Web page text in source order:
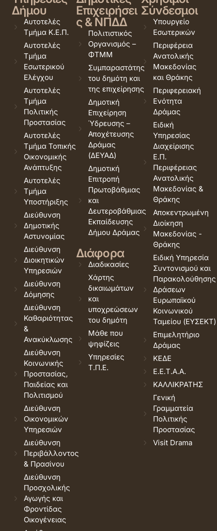
Δήμου
Αυτοτελές
Τμήμα Κ.Ε.Π.
Αυτοτελές
Τμήμα
Εσωτερικού
Ελέγχου
Αυτοτελές
Τμήμα
Πολιτικής
Προστασίας
Αυτοτελές
Τμήμα Τοπικής
Οικονομικής
Ανάπτυξης
Αυτοτελές
Τμήμα
Υποστήριξης
Διεύθυνση
Δημοτικής
Αστυνομίας
Διεύθυνση
Διοικητικών
Υπηρεσιών
Διεύθυνση
Δόμησης
Διεύθυνση
Καθαριότητας
&
Ανακύκλωσης
Διεύθυνση
Κοινωνικής
Προστασίας,
Παιδείας και
Πολιτισμού
Διεύθυνση
Οικονομικών
Υπηρεσιών
Διεύθυνση
Περιβάλλοντος
& Πρασίνου
Διεύθυνση
Προσχολικής
Αγωγής και
Φροντίδας
Οικογένειας
Επιχειρήσει
ς & ΝΠΔΔ
Πολιτιστικός
Οργανισμός –
ΦΤΜΜ
Συμπαραστάτης
του δημότη και
της επιχείρησης
Δημοτική
Επιχείρηση
Ύδρευσης –
Αποχέτευσης
Δράμας
(ΔΕΥΑΔ)
Δημοτική
Επιτροπή
Πρωτοβάθμιας
και
Δευτεροβάθμιας
Εκπαίδευσης
Δήμου Δράμας
Διάφορα
Διαδικασίες
Χάρτης
δικαιωμάτων
και
υποχρεώσεων
του δημότη
Μάθε που
ψηφίζεις
Υπηρεσίες
Τ.Π.Ε.
Σύνδεσμοι
Υπουργείο
Εσωτερικών
Περιφέρεια
Ανατολικής
Μακεδονίας
και Θράκης
Περιφερειακή
Ενότητα
Δράμας
Ειδική
Υπηρεσίας
Διαχείρισης
Ε.Π.
Περιφέρειας
Ανατολικής
Μακεδονίας &
Θράκης
Αποκεντρωμένη
Διοίκηση
Μακεδονίας -
Θράκης
Ειδική Υπηρεσία
Συντονισμού και
Παρακολούθησης
Δράσεων
Ευρωπαϊκού
Κοινωνικού
Ταμείου (ΕΥΣΕΚΤ)
Επιμελητήριο
Δράμας
ΚΕΔΕ
Ε.Ε.Τ.Α.Α.
ΚΑΛΛΙΚΡΑΤΗΣ
Γενική
Γραμματεία
Πολιτικής
Προστασίας
Visit Drama